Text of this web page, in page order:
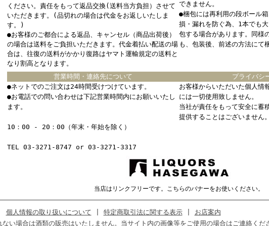
ください。責任をもって返品交換(送料当方負担）させて
いただきます。(品切れの場合は代金をお返しいたしま
す。)
●お客様のご都合による返品、キャンセル（商品出荷後）
の場合は送料をご負担いただきます。代金着払い配送の場
合は、往復の送料がかかり復路はヤマト運輸規定の送料と
なり割高となります。
できません。
●梱包には再利用の段ボール
損・漏れを防ぐ為、1本でも
包する場合があります。同様
も、包装後、前述の方法にて
営業時間・連絡先について
プライバシ
●ネットでのご注文は24時間受けつけています。
●お電話での問い合わせは下記営業時間内にお願いいたし
ます。
10：00 - 20：00（年末・年始を除く）
TEL 03-3271-8747 or 03-3271-3317
お客様からいただいた個人情
には一切使用致しません。
当社が責任をもって安全に蓄
提供することはございません。
当店はリンクフリーです。こちらのバナーをお使いください。
個人情報の取り扱いについて 特定商取引法に関する表示| お店案内
い場合は酒類の販売はいたしません。当サイト内の画像等をご使用の場合はご連絡くだ